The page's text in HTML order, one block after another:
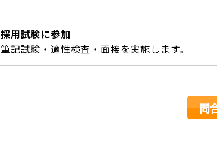
採用試験に参加
筆記試験・適性検査・面接を実施します。
問